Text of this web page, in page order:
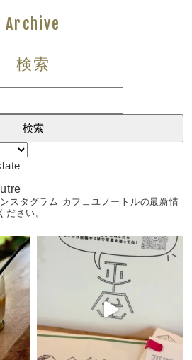
Archive
検索
スタグラム カフェユノートルの最新情
ださい。